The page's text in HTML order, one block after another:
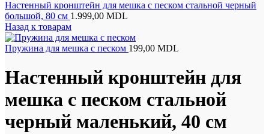
Настенный кронштейн для мешка с песком стальной черный
большой, 80 см 1.999,00 MDL
Назад к товарам
Пружина для мешка с песком 199,00 MDL
Настенный кронштейн для
мешка с песком стальной
черный маленький, 40 см